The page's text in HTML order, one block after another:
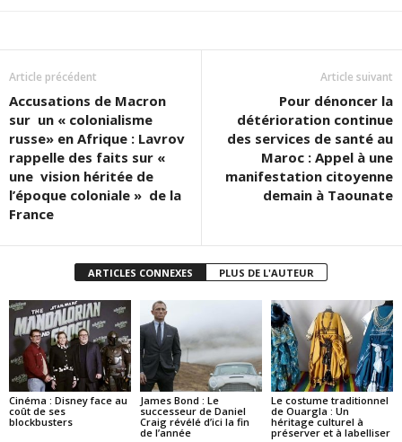
Article précédent
Accusations de Macron
sur un « colonialisme
russe» en Afrique : Lavrov
rappelle des faits sur «
une vision héritée de
l’époque coloniale » de la
France
Article suivant
Pour dénoncer la
détérioration continue
des services de santé au
Maroc : Appel à une
manifestation citoyenne
demain à Taounate
ARTICLES CONNEXES PLUS DE L'AUTEUR
Cinéma : Disney face au
coût de ses
blockbusters
James Bond : Le
successeur de Daniel
Craig révélé d’ici la fin
de l’année
Le costume traditionnel
de Ouargla : Un
héritage culturel à
préserver et à labelliser